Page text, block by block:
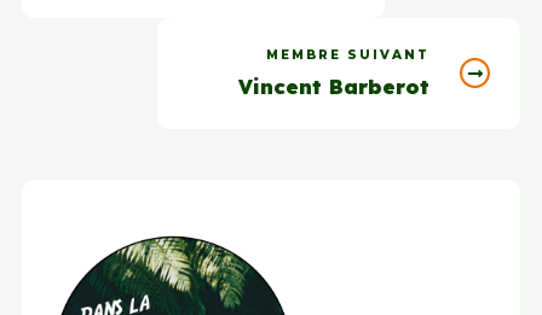
MEMBRE SUIVANT
Vincent Barberot